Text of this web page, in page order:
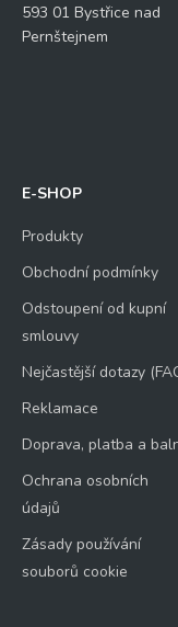
593 01 Bystřice nad
Pernštejnem
E-SHOP
Produkty
Obchodní podmínky
Odstoupení od kupní
smlouvy
Nejčastější dotazy
Reklamace
Doprava, platba a
Ochrana osobních
údajů
Zásady používání
souborů cookie